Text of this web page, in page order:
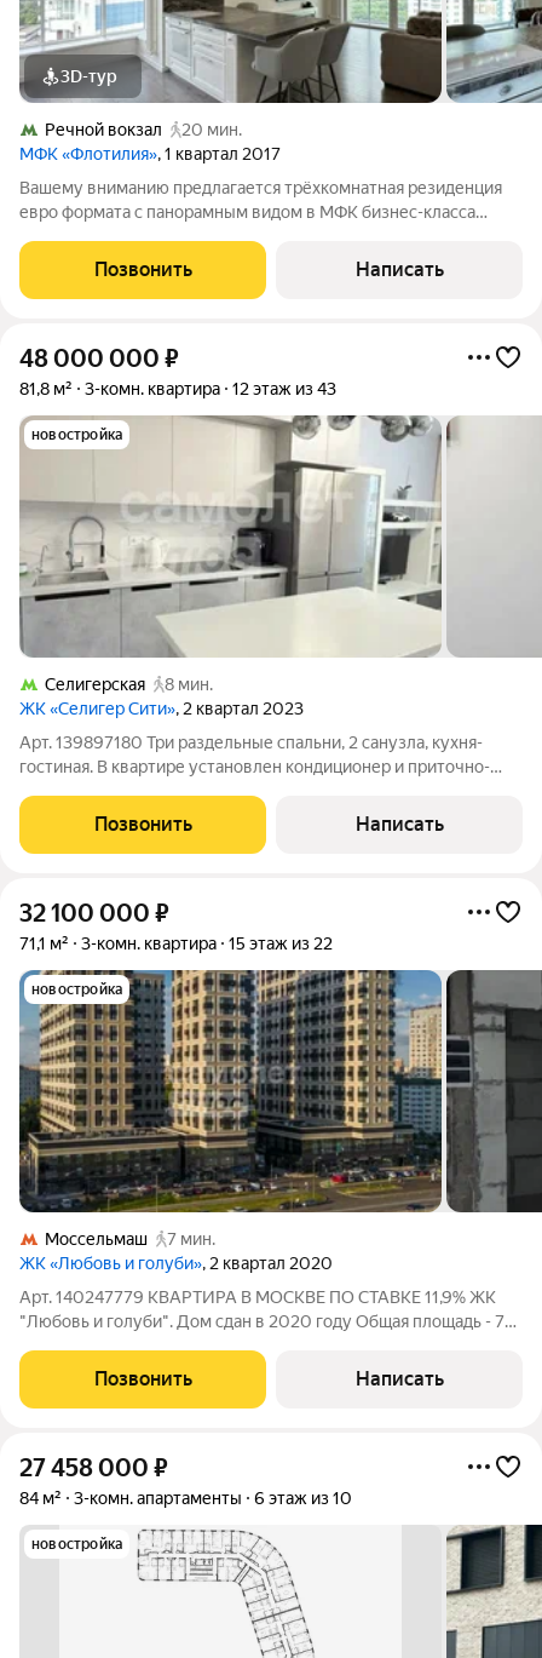
3D-тур
Речной вокзал
20 мин.
МФК «Флотилия», 1 квартал 2017
Вашему вниманию предлагается трёхкомнатная резиденция
евро формата с панорамным видом в МФК бизнес-класса
апартаментах выполнен ремонт по дизайн-проекту с
использованием материалов премиум класса
Позвонить Написать
48 000 000 ₽
81,8 м² 3-комн. квартира 12 этаж из 43
новостройка
Селигерская
8 мин.
ЖК «Селигер Сити», 2 квартал 2023
Арт. 139897180 Три раздельные спальни, 2 санузла, кухня-
гостиная. В квартире установлен кондиционер и приточно-
подземный паркинг.
Позвонить Написать
32 100 000 ₽
71,1 м² 3-комн. квартира 15 этаж из 22
новостройка
Моссельмаш
7 мин.
ЖК «Любовь и голуби», 2 квартал 2020
Арт. 140247779 КВАРТИРА В МОСКВЕ ПО СТАВКЕ 11,9% ЖК
"Любовь и голуби". Дом сдан в 2020 году Общая площадь - 71,1
дом бизнес-класса. Все соседи уже сделали ремонт. 2 лифта:
пассажирский и
Позвонить Написать
27 458 000 ₽
84 м² 3-комн. апартаменты 6 этаж из 10
новостройка